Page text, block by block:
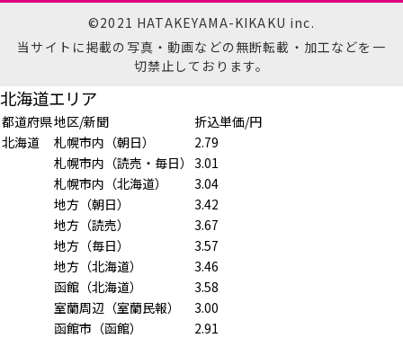
©2021 HATAKEYAMA-KIKAKU inc.
当サイトに掲載の写真・動画などの無断転載・加工などを一
切禁止しております。
北海道エリア
都道府県地区/新聞
折込単価/円
北海道
札幌市内（朝日）
2.79
札幌市内（読売・毎日） 3.01
札幌市内（北海道）
3.04
地方（朝日）
3.42
地方（読売）
3.67
地方（毎日）
3.57
地方（北海道）
3.46
函館（北海道）
3.58
室蘭周辺（室蘭民報）
3.00
函館市（函館）
2.91